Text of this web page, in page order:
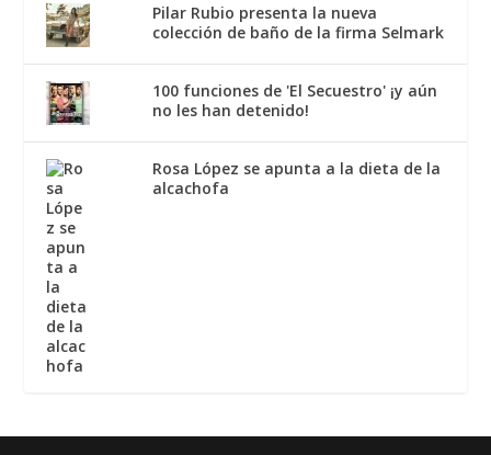
Pilar Rubio presenta la nueva
colección de baño de la firma Selmark
100 funciones de 'El Secuestro' ¡y aún
no les han detenido!
Rosa López se apunta a la dieta de la
alcachofa